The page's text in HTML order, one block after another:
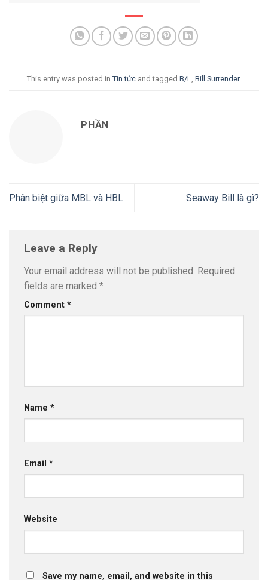
This entry was posted in Tin tức and tagged B/L, Bill Surrender.
PHẦN
Phân biệt giữa MBL và HBL Seaway Bill là gì?
Leave a Reply
Your email address will not be published. Required
fields are marked *
Comment *
Name *
Email *
Website
Save my name, email, and website in this